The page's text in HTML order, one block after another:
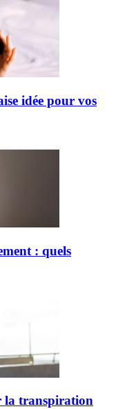
idée pour vos
: quels
la transpiration